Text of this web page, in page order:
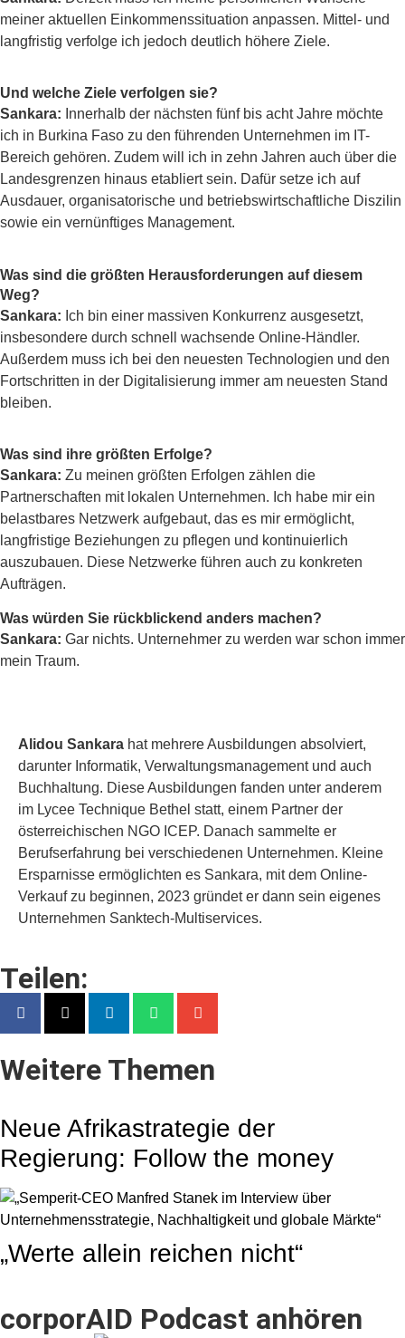
meiner aktuellen Einkommenssituation anpassen. Mittel- und
langfristig verfolge ich jedoch deutlich höhere Ziele.
Und welche Ziele verfolgen sie?
Sankara: Innerhalb der nächsten fünf bis acht Jahre möchte
ich in Burkina Faso zu den führenden Unternehmen im IT-
Bereich gehören. Zudem will ich in zehn Jahren auch über die
Landesgrenzen hinaus etabliert sein. Dafür setze ich auf
Ausdauer, organisatorische und betriebswirtschaftliche Diszilin
sowie ein vernünftiges Management.
Was sind die größten Herausforderungen auf diesem
Weg?
Sankara: Ich bin einer massiven Konkurrenz ausgesetzt,
insbesondere durch schnell wachsende Online-Händler.
Außerdem muss ich bei den neuesten Technologien und den
Fortschritten in der Digitalisierung immer am neuesten Stand
bleiben.
Was sind ihre größten Erfolge?
Sankara: Zu meinen größten Erfolgen zählen die
Partnerschaften mit lokalen Unternehmen. Ich habe mir ein
belastbares Netzwerk aufgebaut, das es mir ermöglicht,
langfristige Beziehungen zu pflegen und kontinuierlich
auszubauen. Diese Netzwerke führen auch zu konkreten
Aufträgen.
Was würden Sie rückblickend anders machen?
Sankara: Gar nichts. Unternehmer zu werden war schon immer
mein Traum.
Alidou Sankara hat mehrere Ausbildungen absolviert,
darunter Informatik, Verwaltungsmanagement und auch
Buchhaltung. Diese Ausbildungen fanden unter anderem
im Lycee Technique Bethel statt, einem Partner der
österreichischen NGO ICEP. Danach sammelte er
Berufserfahrung bei verschiedenen Unternehmen. Kleine
Ersparnisse ermöglichten es Sankara, mit dem Online-
Verkauf zu beginnen, 2023 gründet er dann sein eigenes
Unternehmen Sanktech-Multiservices.
Teilen:
Weitere Themen
Neue Afrikastrategie der
Regierung: Follow the money
„Werte allein reichen nicht“
corporAID Podcast anhören